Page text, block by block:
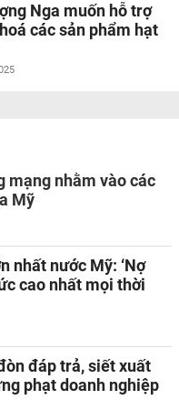
Nga muốn hỗ trợ
các sản phẩm hạt
mạng nhằm vào các
Mỹ
nhất nước Mỹ: ‘Nợ
cao nhất mọi thời
đáp trả, siết xuất
phạt doanh nghiệp